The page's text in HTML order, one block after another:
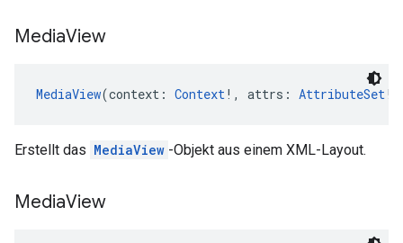
MediaView
MediaView(context: Context!, attrs: AttributeSet!,
Erstellt das MediaView -Objekt aus einem XML-Layout.
MediaView